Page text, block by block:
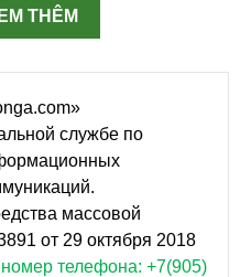
THÊM
службе по
массовой
от 29 октября 2018
телефона: +7(905)